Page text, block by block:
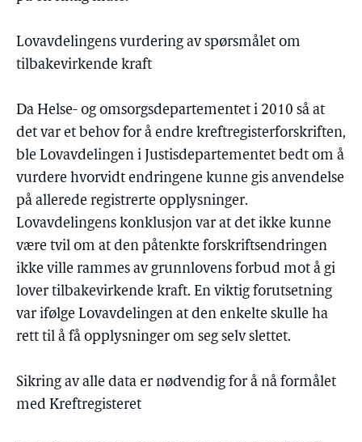
Lovavdelingens vurdering av spørsmålet om
tilbakevirkende kraft
Da Helse- og omsorgsdepartementet i 2010 så at
det var et behov for å endre kreftregisterforskriften,
ble Lovavdelingen i Justisdepartementet bedt om å
vurdere hvorvidt endringene kunne gis anvendelse
på allerede registrerte opplysninger.
Lovavdelingens konklusjon var at det ikke kunne
være tvil om at den påtenkte forskriftsendringen
ikke ville rammes av grunnlovens forbud mot å gi
lover tilbakevirkende kraft. En viktig forutsetning
var ifølge Lovavdelingen at den enkelte skulle ha
rett til å få opplysninger om seg selv slettet.
Sikring av alle data er nødvendig for å nå formålet
med Kreftregisteret